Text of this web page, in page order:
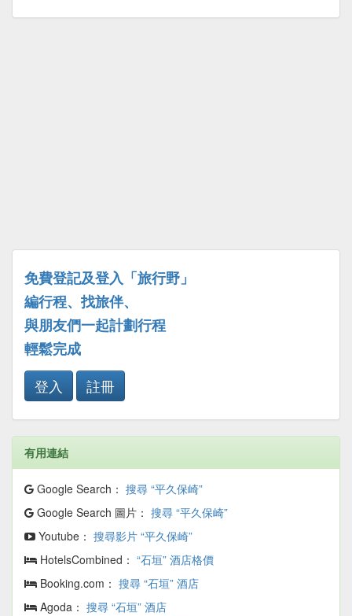
免費登記及登入「旅行野」
編行程、找旅伴、
與朋友們一起計劃行程
輕鬆完成
登入
註冊
有用連結
Google Search： 搜尋 “平久保崎”
Google Search 圖片： 搜尋 “平久保崎”
Youtube： 搜尋影片 “平久保崎”
HotelsCombined： “石垣” 酒店格價
Booking.com： 搜尋 “石垣” 酒店
Agoda： 搜尋 “石垣” 酒店